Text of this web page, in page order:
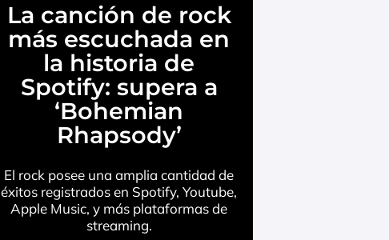
La canción de rock
más escuchada en
la historia de
Spotify: supera a
‘Bohemian
Rhapsody’
El rock posee una amplia cantidad de
éxitos registrados en Spotify, Youtube,
Apple Music, y más plataformas de
streaming.